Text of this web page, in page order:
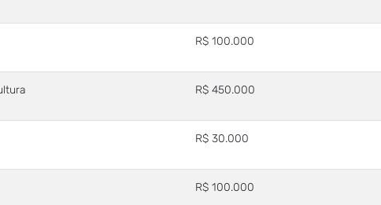
R$ 100.000
R$ 450.000
R$ 30.000
R$ 100.000